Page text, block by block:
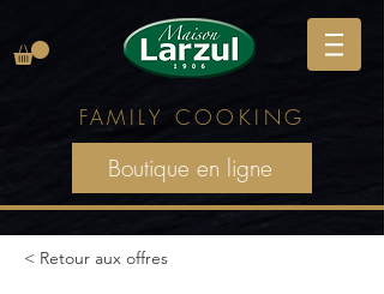
FAMILY COOKING
Boutique en ligne
< Retour aux offres